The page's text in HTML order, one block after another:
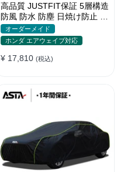
高品質 JUSTFIT保証 5層構造
防風 防水 防塵 日焼け防止 高
級 ボディカバー
オーダーメイド
ホンダ エアウェイブ対応
¥ 17,810 (税込)